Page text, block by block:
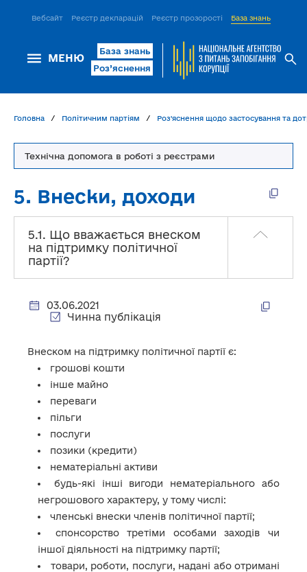
Вебсайт Реєстр декларацій Реєстр прозорості База знань
МЕНЮ
База знань
Роз’яснення
Головна Політичним партіям Роз'яснення щодо застосування та
Технічна допомога в роботі з реєстрами
5. Внески, доходи
5.1. Що вважається внеском
на підтримку політичної
партії?
03.06.2021
Чинна публікація
Внеском на підтримку політичної партії є:
грошові кошти
інше майно
переваги
пільги
послуги
позики (кредити)
нематеріальні активи
будь-які інші вигоди нематеріального або
негрошового характеру, у тому числі:
членські внески членів політичної партії;
спонсорство третіми особами заходів чи
іншої діяльності на підтримку партії;
товари, роботи, послуги, надані або отримані